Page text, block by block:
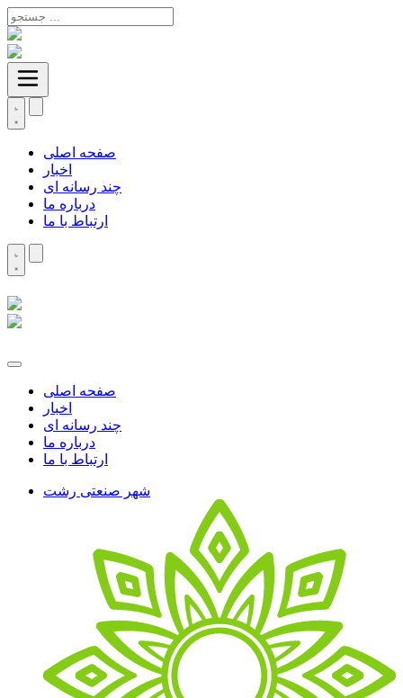
صفحه اصلی
اخبار
چند رسانه ای
درباره ما
ارتباط با ما
صفحه اصلی
اخبار
چند رسانه ای
درباره ما
ارتباط با ما
شهر صنعتی رشت